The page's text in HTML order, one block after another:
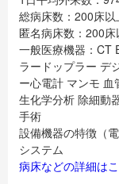
総病床数：200床以
匿名病床数：200床
一般医療機器：CT
ラードップラー デ
ー心電計 マンモ
生化学分析 除細動
手術
設備機器の特徴（
システム
病床などの詳細は